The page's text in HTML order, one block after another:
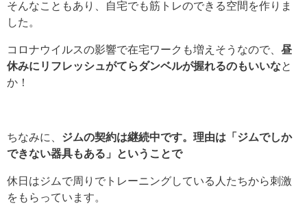
そんなこともあり、自宅でも筋トレのできる空間を作りま
した。
コロナウイルスの影響で在宅ワークも増えそうなので、 昼
休みにリフレッシュがてらダンベルが握れるのもいいなと
か！
ちなみに、 ジムの契約は継続中です。理由は「ジムでしか
できない器具もある」ということで
休日はジムで周りでトレーニングしている人たちから刺激
をもらっています。